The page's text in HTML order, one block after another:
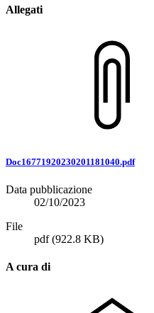
Allegati
Doc16771920230201181040.pdf
Data pubblicazione
02/10/2023
File
pdf(922.8 KB)
A cura di